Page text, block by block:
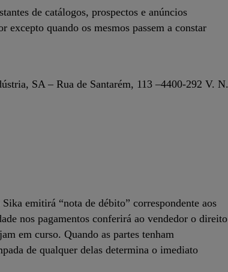
de catálogos, prospectos e anúncios
quando os mesmos passem a constar
SA – Rua de Santarém, 113 –4400-292 V. N.
emitirá “nota de débito” correspondente aos
nos pagamentos conferirá ao vendedor o direito
em curso. Quando as partes tenham
de qualquer delas determina o imediato